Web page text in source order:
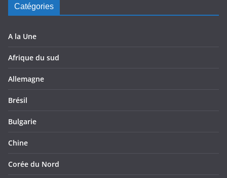
Catégories
A la Une
Afrique du sud
Allemagne
Brésil
Bulgarie
Chine
Corée du Nord